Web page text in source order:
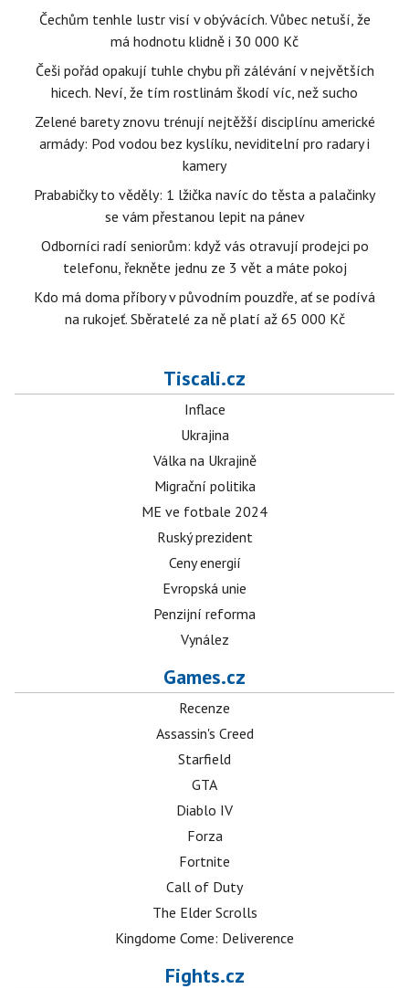
Čechům tenhle lustr visí v obývácích. Vůbec netuší, že
má hodnotu klidně i 30 000 Kč
Češi pořád opakují tuhle chybu při zálévání v největších
hicech. Neví, že tím rostlinám škodí víc, než sucho
Zelené barety znovu trénují nejtěžší disciplínu americké
armády: Pod vodou bez kyslíku, neviditelní pro radary i
kamery
Prababičky to věděly: 1 lžička navíc do těsta a palačinky
se vám přestanou lepit na pánev
Odborníci radí seniorům: když vás otravují prodejci po
telefonu, řekněte jednu ze 3 vět a máte pokoj
Kdo má doma příbory v původním pouzdře, ať se podívá
na rukojeť. Sběratelé za ně platí až 65 000 Kč
Tiscali.cz
Inflace
Ukrajina
Válka na Ukrajině
Migrační politika
ME ve fotbale 2024
Ruský prezident
Ceny energií
Evropská unie
Penzijní reforma
Vynález
Games.cz
Recenze
Assassin's Creed
Starfield
GTA
Diablo IV
Forza
Fortnite
Call of Duty
The Elder Scrolls
Kingdome Come: Deliverence
Fights.cz